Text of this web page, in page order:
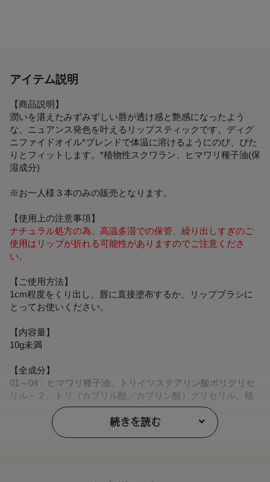
アイテム説明
【商品説明】
潤いを湛えたみずみずしい唇が透け感と艶感になったよう
な、ニュアンス発色を叶えるリップスティックです。ディグ
ニファイドオイル*ブレンドで体温に溶けるようにのび、ぴた
りとフィットします。*植物性スクワラン、ヒマワリ種子油(保
湿成分)
※お一人様３本のみの販売となります。
【使用上の注意事項】
ナチュラル処方の為、高温多湿での保管、繰り出しすぎのご
使用はリップが折れる可能性がありますのでご注意くださ
い。
【ご使用方法】
1cm程度をくり出し、唇に直接塗布するか、リップブラシに
とってお使いください。
【内容量】
10g未満
【全成分】
01～04：ヒマワリ種子油、トリイソステアリン酸ポリグリセ
リル－２、トリ（カプリル酸／カプリン酸）グリセリル、植
物性スクワラン、ダイマージリノール酸水添ヒマシ油、キャ
ンデリラロウ、キャンデリラロウ炭化水素、コメヌカロウ、
キャンデリラロウエステルズ、ミツロウ、トコフェロール、
続きを読む